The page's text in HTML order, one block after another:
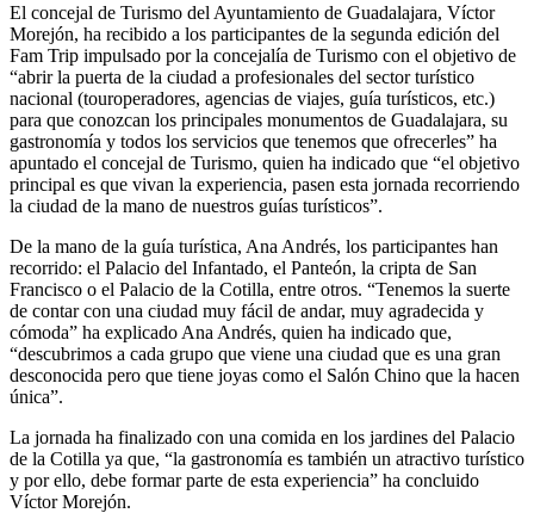
El concejal de Turismo del Ayuntamiento de Guadalajara, Víctor
Morejón, ha recibido a los participantes de la segunda edición del
Fam Trip impulsado por la concejalía de Turismo con el objetivo de
“abrir la puerta de la ciudad a profesionales del sector turístico
nacional (touroperadores, agencias de viajes, guía turísticos, etc.)
para que conozcan los principales monumentos de Guadalajara, su
gastronomía y todos los servicios que tenemos que ofrecerles” ha
apuntado el concejal de Turismo, quien ha indicado que “el objetivo
principal es que vivan la experiencia, pasen esta jornada recorriendo
la ciudad de la mano de nuestros guías turísticos”.
De la mano de la guía turística, Ana Andrés, los participantes han
recorrido: el Palacio del Infantado, el Panteón, la cripta de San
Francisco o el Palacio de la Cotilla, entre otros. “Tenemos la suerte
de contar con una ciudad muy fácil de andar, muy agradecida y
cómoda” ha explicado Ana Andrés, quien ha indicado que,
“descubrimos a cada grupo que viene una ciudad que es una gran
desconocida pero que tiene joyas como el Salón Chino que la hacen
única”.
La jornada ha finalizado con una comida en los jardines del Palacio
de la Cotilla ya que, “la gastronomía es también un atractivo turístico
y por ello, debe formar parte de esta experiencia” ha concluido
Víctor Morejón.